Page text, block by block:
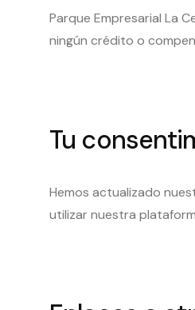
Parque Empresarial La
ningún crédito o
Tu
Hemos actualizado
utilizar nuestra